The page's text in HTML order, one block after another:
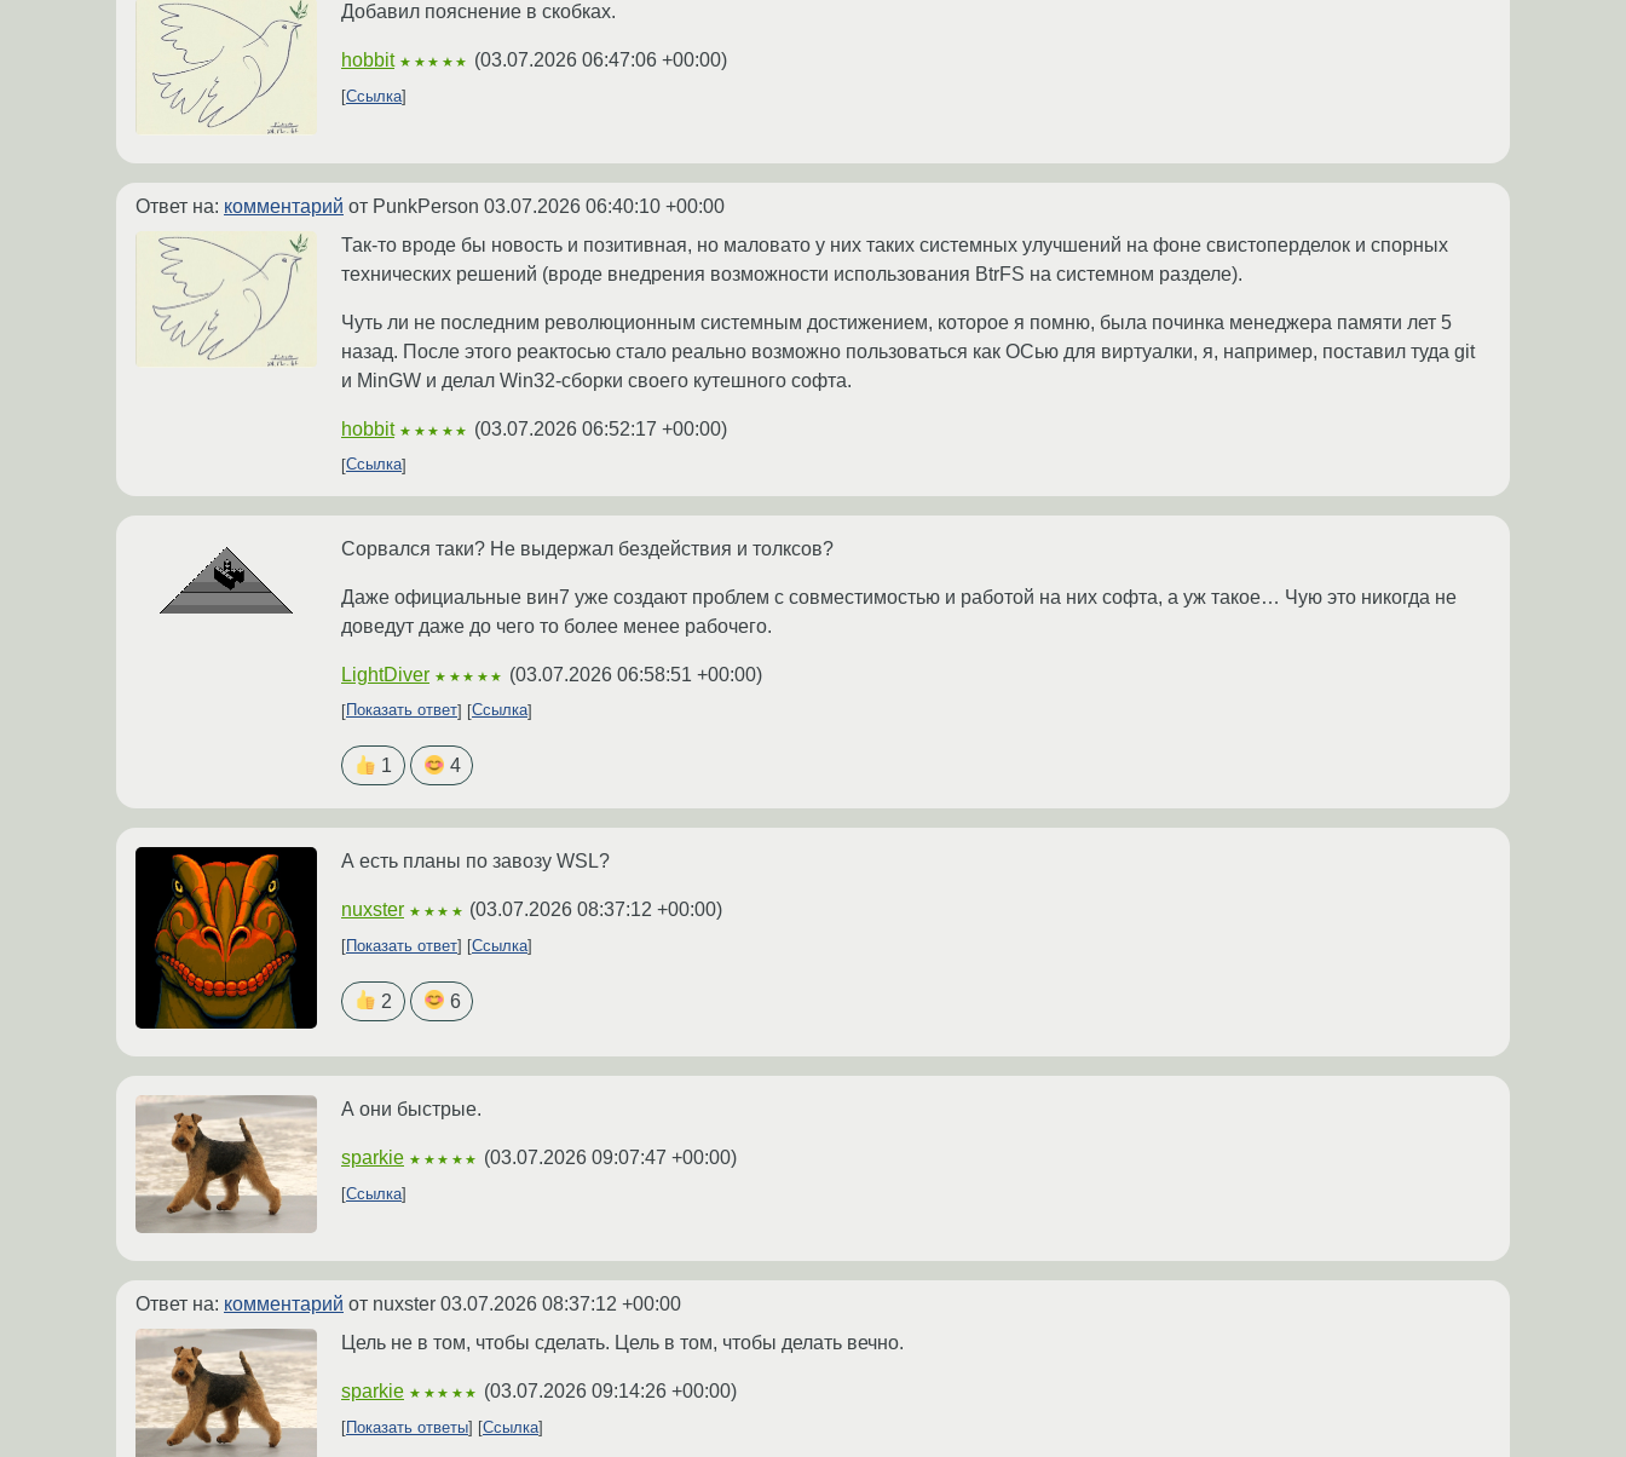
Добавил пояснение в скобках.
hobbit ★★★★★ (03.07.2026 06:47:06 +00:00)
Ссылка
Ответ на: комментарий от PunkPerson 03.07.2026 06:40:10 +00:00
Так-то вроде бы новость и позитивная, но маловато у них таких системных улучшений на фоне свистоперделок и спорных
технических решений (вроде внедрения возможности использования BtrFS на системном разделе).
Чуть ли не последним революционным системным достижением, которое я помню, была починка менеджера памяти лет 5
назад. После этого реактосью стало реально возможно пользоваться как ОСью для виртуалки, я, например, поставил туда git
и MinGW и делал Win32-сборки своего кутешного софта.
hobbit ★★★★★ (03.07.2026 06:52:17 +00:00)
Ссылка
Сорвался таки? Не выдержал бездействия и толксов?
Даже официальные вин7 уже создают проблем с совместимостью и работой на них софта, а уж такое… Чую это никогда не
доведут даже до чего то более менее рабочего.
LightDiver ★★★★★ (03.07.2026 06:58:51 +00:00)
Показать ответ Ссылка
1 4
А есть планы по завозу WSL?
nuxster ★★★★ (03.07.2026 08:37:12 +00:00)
Показать ответ Ссылка
2 6
А они быстрые.
sparkie ★★★★★ (03.07.2026 09:07:47 +00:00)
Ссылка
Ответ на: комментарий от nuxster 03.07.2026 08:37:12 +00:00
Цель не в том, чтобы сделать. Цель в том, чтобы делать вечно.
sparkie ★★★★★ (03.07.2026 09:14:26 +00:00)
Показать ответы Ссылка